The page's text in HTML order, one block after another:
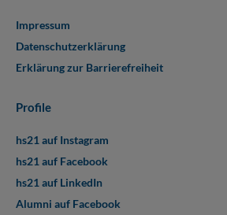
Impressum
Datenschutzerklärung
Erklärung zur Barrierefreiheit
Profile
hs21 auf Instagram
hs21 auf Facebook
hs21 auf LinkedIn
Alumni auf Facebook